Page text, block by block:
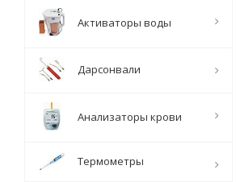
Активаторы воды
Дарсонвали
Анализаторы крови
Термометры